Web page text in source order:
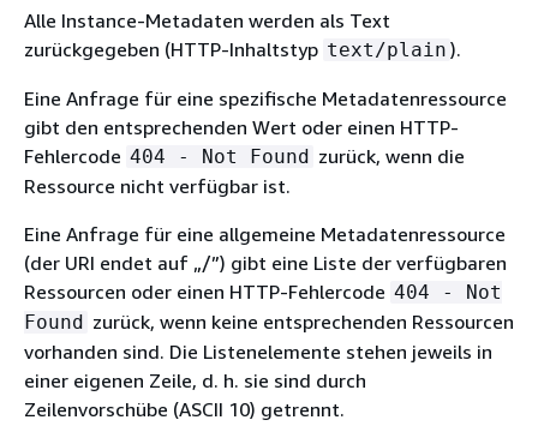
Alle Instance-Metadaten werden als Text
zurückgegeben (HTTP-Inhaltstyp text/plain ).
Eine Anfrage für eine spezifische Metadatenressource
gibt den entsprechenden Wert oder einen HTTP-
Fehlercode 404 - Not Found zurück, wenn die
Ressource nicht verfügbar ist.
Eine Anfrage für eine allgemeine Metadatenressource
(der URI endet auf „/”) gibt eine Liste der verfügbaren
Ressourcen oder einen HTTP-Fehlercode 404 - Not
Found zurück, wenn keine entsprechenden Ressourcen
vorhanden sind. Die Listenelemente stehen jeweils in
einer eigenen Zeile, d. h. sie sind durch
Zeilenvorschübe (ASCII 10) getrennt.